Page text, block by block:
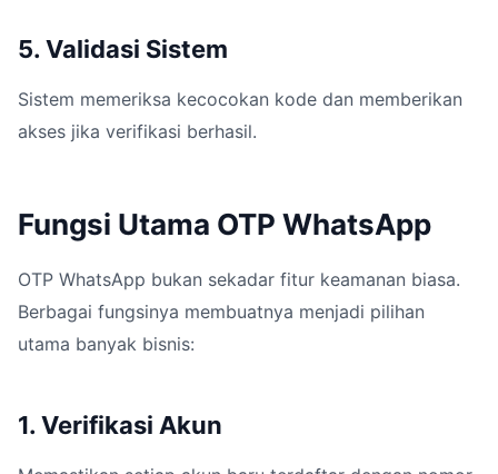
5. Validasi Sistem
Sistem memeriksa kecocokan kode dan memberikan
akses jika verifikasi berhasil.
Fungsi Utama OTP WhatsApp
OTP WhatsApp bukan sekadar fitur keamanan biasa.
Berbagai fungsinya membuatnya menjadi pilihan
utama banyak bisnis:
1. Verifikasi Akun